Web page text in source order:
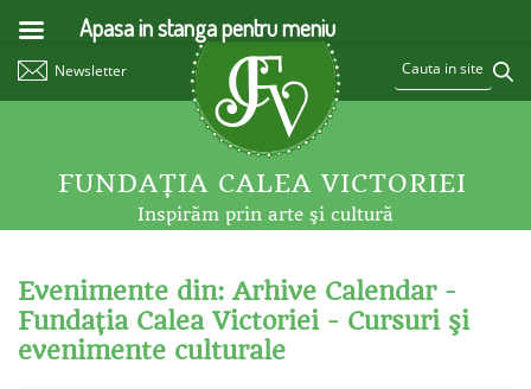
Newsletter
FUNDAŢIA CALEA VICTORIEI
Inspirăm prin arte şi cultură
Evenimente din: Arhive Calendar -
Fundaţia Calea Victoriei - Cursuri şi
evenimente culturale
Apasa in stanga pentru meniu